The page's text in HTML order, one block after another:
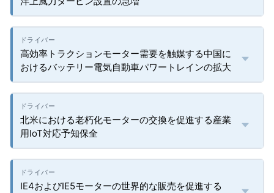
高効率トラクションモーター需要を触媒する中国に
おけるバッテリー電気自動車パワートレインの拡大
北米における老朽化モーターの交換を促進する産業
用IoT対応予知保全
IE4およびIE5モーターの世界的な販売を促進する